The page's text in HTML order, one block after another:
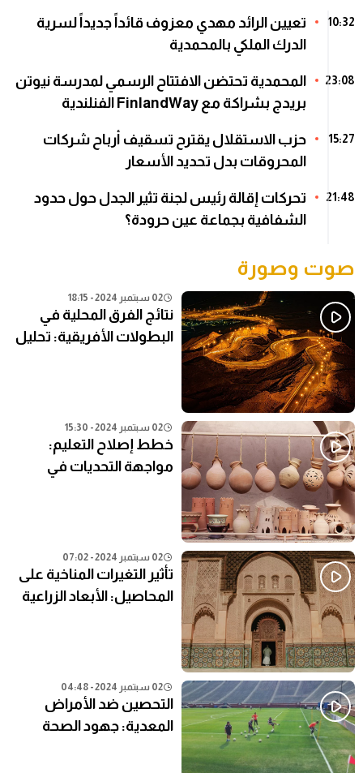
10:32
تعيين الرائد مهدي معزوف قائداً جديداً لسرية
الدرك الملكي بالمحمدية
23:08
المحمدية تحتضن الافتتاح الرسمي لمدرسة نيوتن
بريدج بشراكة مع FinlandWay الفنلندية
15:27
حزب الاستقلال يقترح تسقيف أرباح شركات
المحروقات بدل تحديد الأسعار
21:48
تحركات إقالة رئيس لجنة تثير الجدل حول حدود
الشفافية بجماعة عين حرودة؟
صوت وصورة
02 سبتمبر 2024 - 18:15
نتائج الفرق المحلية في
البطولات الأفريقية: تحليل
02 سبتمبر 2024 - 15:30
خطط إصلاح التعليم:
مواجهة التحديات في
02 سبتمبر 2024 - 07:02
تأثير التغيرات المناخية على
المحاصيل: الأبعاد الزراعية
02 سبتمبر 2024 - 04:48
التحصين ضد الأمراض
المعدية: جهود الصحة